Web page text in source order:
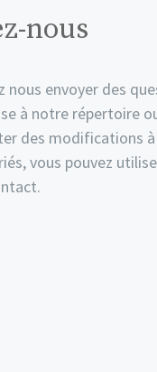
nous
nous envoyer des
à notre répertoire
des modifications
vous pouvez